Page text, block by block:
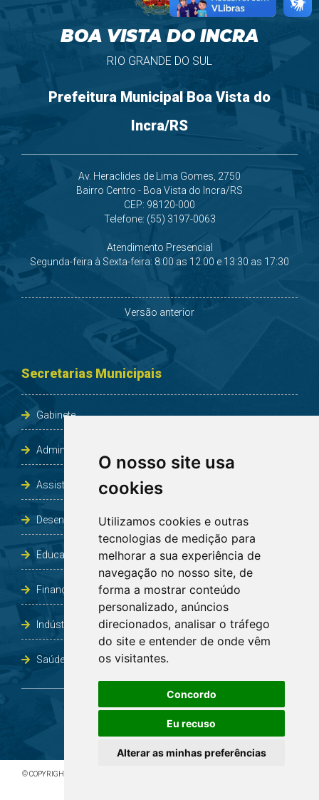
O nosso site usa
cookies
Utilizamos cookies e outras
tecnologias de medição para
melhorar a sua experiência de
navegação no nosso site, de
forma a mostrar conteúdo
personalizado, anúncios
direcionados, analisar o tráfego
do site e entender de onde vêm
os visitantes.
Concordo
Eu recuso
Alterar as minhas preferências
BOA VISTA DO INCRA
RIO GRANDE DO SUL
Prefeitura Municipal Boa Vista do
Incra/RS
Av. Heraclides de Lima Gomes, 2750
Bairro Centro - Boa Vista do Incra/RS
CEP: 98120-000
Telefone: (55) 3197-0063
Atendimento Presencial
Segunda-feira à Sexta-feira: 8:00 as 12:00 e 13:30 as 17:30
Versão anterior
Secretarias Municipais
Gabinete
Administração e Planejamento
Assistência Social e Habitação
Desenvolvimento e Obras
Educação, Cultura, Desporto, Lazer e Turismo
Finanças
Indústria, Comércio, Agricultura e Meio Ambiente
Saúde
© COPYRIGHT 2026 - TODOS OS DIREITOS RESERVADOS À PREFEITURA DE BOA VISTA DO